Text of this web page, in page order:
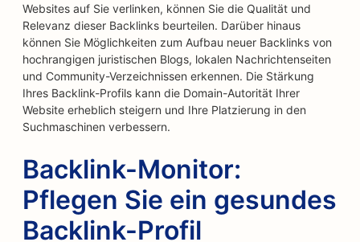
Websites auf Sie verlinken, können Sie die Qualität und
Relevanz dieser Backlinks beurteilen. Darüber hinaus
können Sie Möglichkeiten zum Aufbau neuer Backlinks von
hochrangigen juristischen Blogs, lokalen Nachrichtenseiten
und Community-Verzeichnissen erkennen. Die Stärkung
Ihres Backlink-Profils kann die Domain-Autorität Ihrer
Website erheblich steigern und Ihre Platzierung in den
Suchmaschinen verbessern.
Backlink-Monitor:
Pflegen Sie ein gesundes
Backlink-Profil